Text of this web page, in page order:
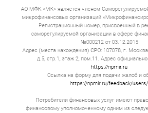
доле ежемесячной суммы от
денег.
В случае суммы в 100 000
поручители для уменьшения
Изучите и сравните
банков, выбирая выгодные.
Рассмотрите вариант
здоровья на весь период.
Перед подачей заявки на займ
существующую долговую
Чётко определите и объясните
Для зачисления займа на 100 000:
АО МФК «МК» является членом
микрофинансовых организаций
Регистрационный номер, присвоенный в
саморегулируемой организации в сфере
№000212 от 03.12.2015
Адрес (места нахождения) СРО: 107078, г.
д.5, стр.1, этаж 2, пом.11. Адрес
https://npmir.ru
Ссылка на форму для подачи жалоб и
https://npmir.ru/feedback/users/
Потребители финансовых услуг имеют
финансовому уполномоченному одним из